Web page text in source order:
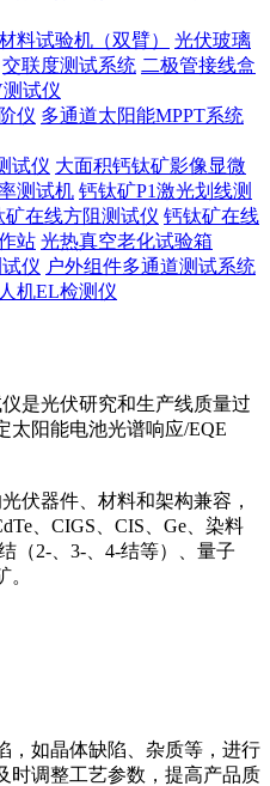
料试验机（双臂）
光伏玻璃
交联度测试系统 二极管接线盒
试仪
仪 多通道太阳能MPPT系统
试仪 大面积钙钛矿影像显微
测试机 钙钛矿P1激光划线测
矿在线方阻测试仪 钙钛矿在线
站 光热真空老化试验箱
仪 户外组件多通道测试系统
机EL检测仪
是光伏研究和生产线质量过
太阳能电池光谱响应/EQE
伏器件、材料和架构兼容，
、CIGS、CIS、Ge、染料
（2-、3-、4-结等）、量子
，如晶体缺陷、杂质等，进行
时调整工艺参数，提高产品质